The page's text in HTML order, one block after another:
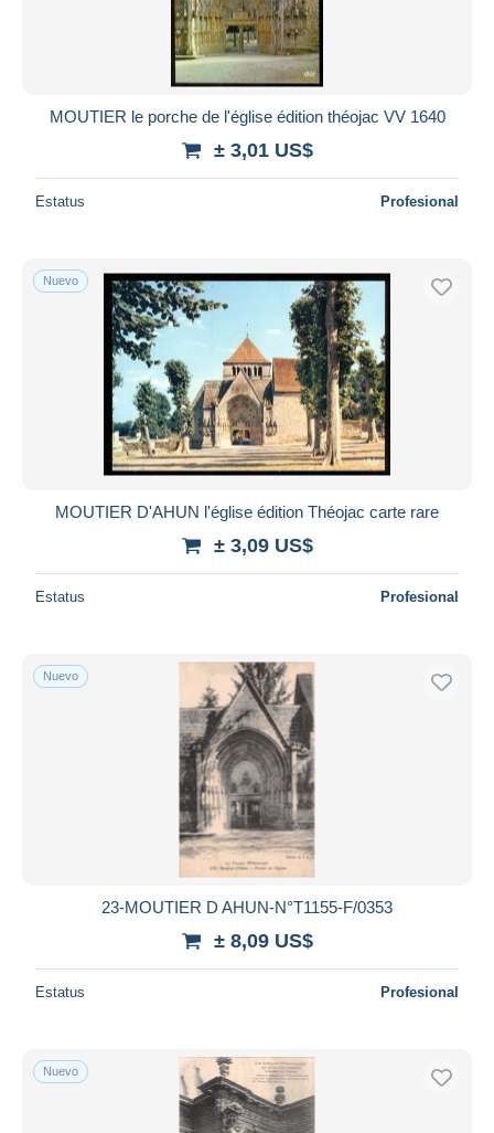
MOUTIER le porche de l'église édition théojac VV 1640
± 3,01 US$
Estatus Profesional
Nuevo
MOUTIER D'AHUN l'église édition Théojac carte rare
± 3,09 US$
Estatus Profesional
Nuevo
23-MOUTIER D AHUN-N°T1155-F/0353
± 8,09 US$
Estatus Profesional
Nuevo